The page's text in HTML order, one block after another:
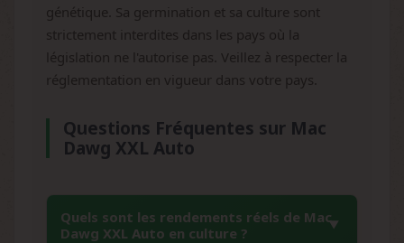
génétique. Sa germination et sa culture sont
strictement interdites dans les pays où la
législation ne l'autorise pas. Veillez à respecter la
réglementation en vigueur dans votre pays.
Questions Fréquentes sur Mac
Dawg XXL Auto
Quels sont les rendements réels de Mac
Dawg XXL Auto en culture ?